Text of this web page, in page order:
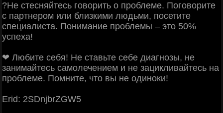
?Не стесняйтесь говорить о проблеме. Поговорите
с партнером или близкими людьми, посетите
специалиста. Понимание проблемы – это 50%
успеха!
❤ Любите себя! Не ставьте себе диагнозы, не
занимайтесь самолечением и не зацикливайтесь на
проблеме. Помните, что вы не одиноки!
Erid: 2SDnjbrZGW5